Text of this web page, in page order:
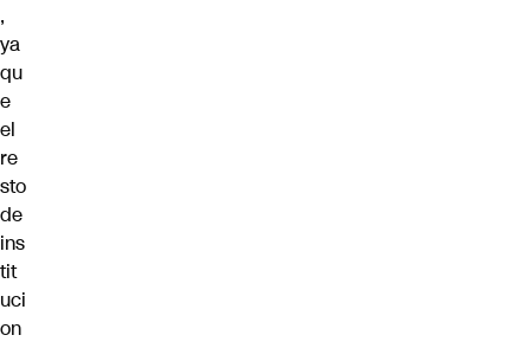
,
ya
qu
e
el
re
sto
de
ins
tit
uci
on